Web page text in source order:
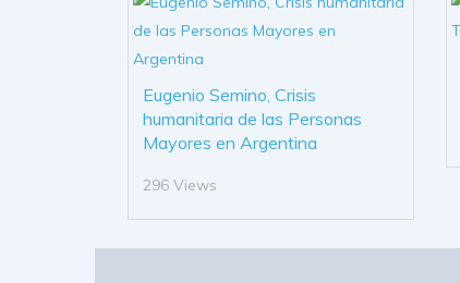
Eugenio Semino, Crisis
humanitaria de las Personas
Mayores en Argentina
296 Views